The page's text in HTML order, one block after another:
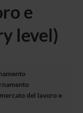
e
level)
del lavoro e